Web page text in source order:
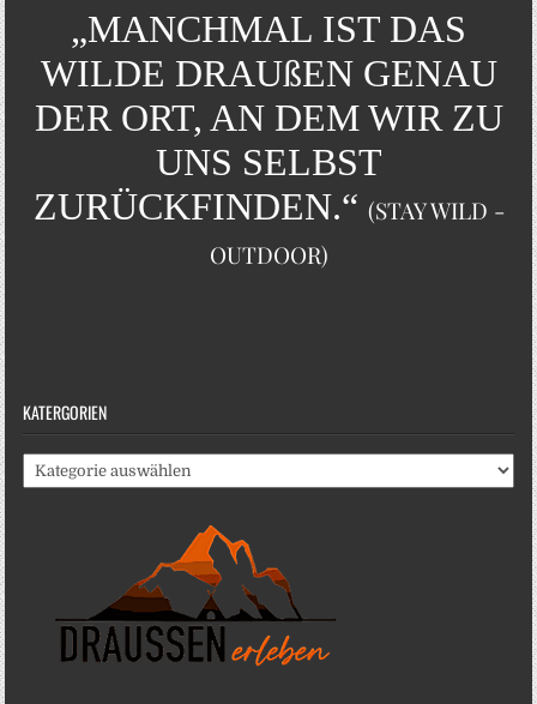
„MANCHMAL IST DAS
WILDE DRAUßEN GENAU
DER ORT, AN DEM WIR ZU
UNS SELBST
ZURÜCKFINDEN.“ (STAY WILD -
OUTDOOR)
KATERGORIEN
Katergorien